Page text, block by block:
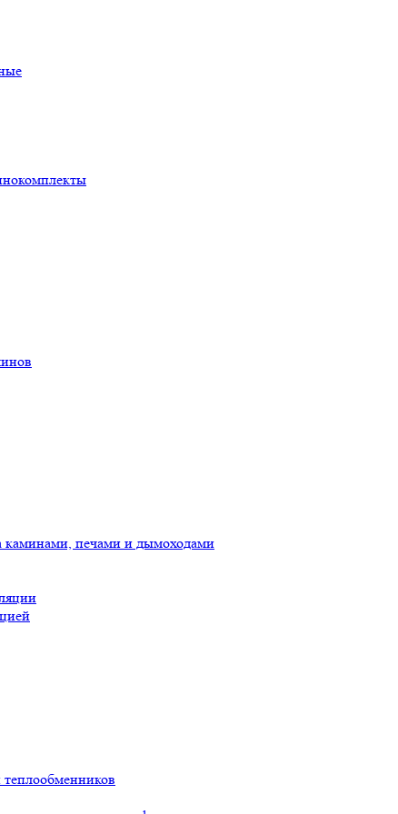
каминами, печами и дымоходами